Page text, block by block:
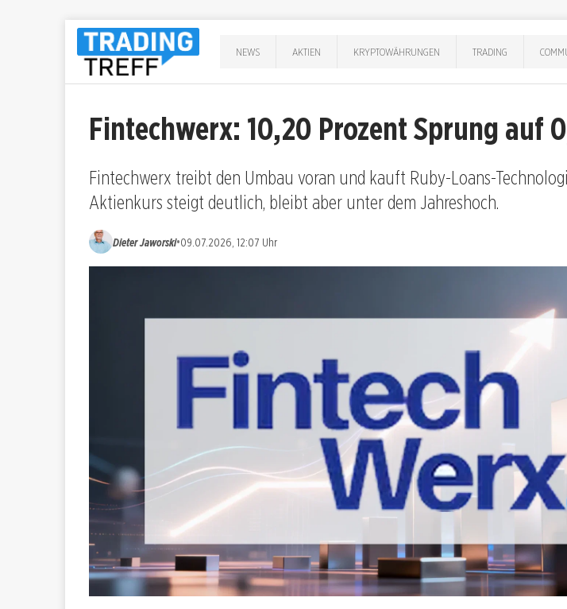
NEWS AKTIEN KRYPTOWÄHRUNGEN TRADING
Fintechwerx: 10,20 Prozent Sprung auf
Fintechwerx treibt den Umbau voran und kauft Ruby-Loans-
Aktienkurs steigt deutlich, bleibt aber unter dem Jahreshoch.
Dieter Jaworski•09.07.2026, 12:07 Uhr